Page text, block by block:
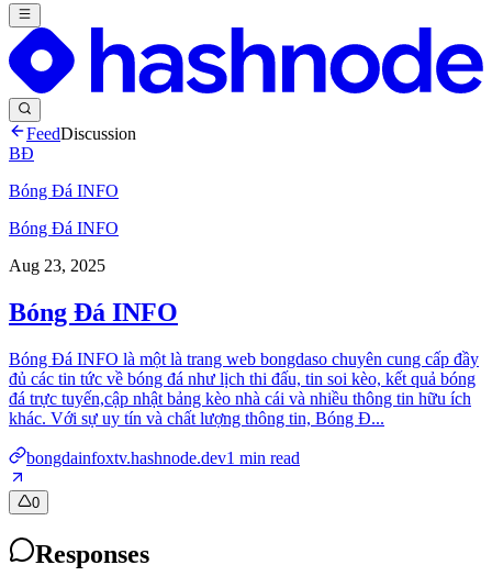
FeedDiscussion
BĐ
Bóng Đá INFO
Bóng Đá INFO
Aug 23, 2025
Bóng Đá INFO
Bóng Đá INFO là một là trang web bongdaso chuyên cung cấp đầy
đủ các tin tức về bóng đá như lịch thi đấu, tin soi kèo, kết quả bóng
đá trực tuyến,cập nhật bảng kèo nhà cái và nhiều thông tin hữu ích
khác. Với sự uy tín và chất lượng thông tin, Bóng Đ...
bongdainfoxtv.hashnode.dev1 min read
0
Responses